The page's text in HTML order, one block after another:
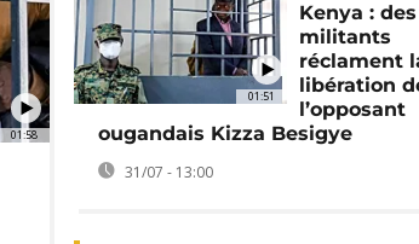
01:58
01:51
Kenya : des
militants
réclament
libération
l’opposant
ougandais Kizza Besigye
31/07 - 13:00